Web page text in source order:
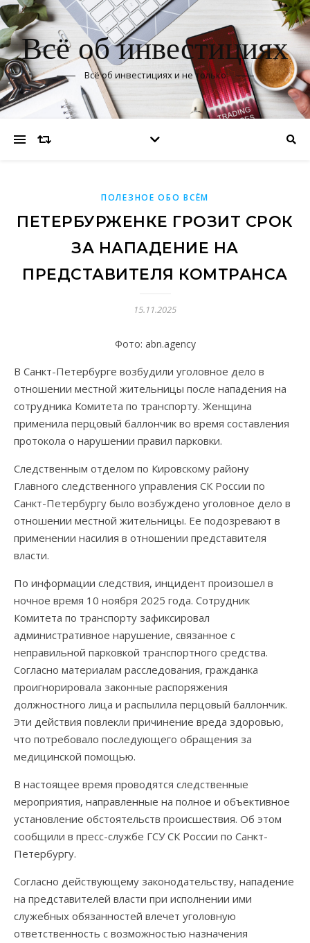
Всё об инвестициях
Всё об инвестициях и не только
ПОЛЕЗНОЕ ОБО ВСЁМ
ПЕТЕРБУРЖЕНКЕ ГРОЗИТ СРОК
ЗА НАПАДЕНИЕ НА
ПРЕДСТАВИТЕЛЯ КОМТРАНСА
15.11.2025
Фото: abn.agency
В Санкт-Петербурге возбудили уголовное дело в
отношении местной жительницы после нападения на
сотрудника Комитета по транспорту. Женщина
применила перцовый баллончик во время составления
протокола о нарушении правил парковки.
Следственным отделом по Кировскому району
Главного следственного управления СК России по
Санкт-Петербургу было возбуждено уголовное дело в
отношении местной жительницы. Ее подозревают в
применении насилия в отношении представителя
власти.
По информации следствия, инцидент произошел в
ночное время 10 ноября 2025 года. Сотрудник
Комитета по транспорту зафиксировал
административное нарушение, связанное с
неправильной парковкой транспортного средства.
Согласно материалам расследования, гражданка
проигнорировала законные распоряжения
должностного лица и распылила перцовый баллончик.
Эти действия повлекли причинение вреда здоровью,
что потребовало последующего обращения за
медицинской помощью.
В настоящее время проводятся следственные
мероприятия, направленные на полное и объективное
установление обстоятельств происшествия. Об этом
сообщили в пресс-службе ГСУ СК России по Санкт-
Петербургу.
Согласно действующему законодательству, нападение
на представителей власти при исполнении ими
служебных обязанностей влечет уголовную
ответственность с возможностью назначения